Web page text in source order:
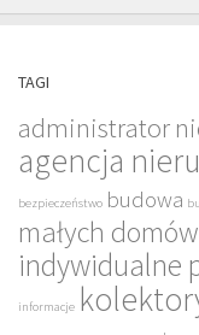
TAGI
administrator
agencja
bezpieczeństwo budowa
małych
indywidualne
informacje